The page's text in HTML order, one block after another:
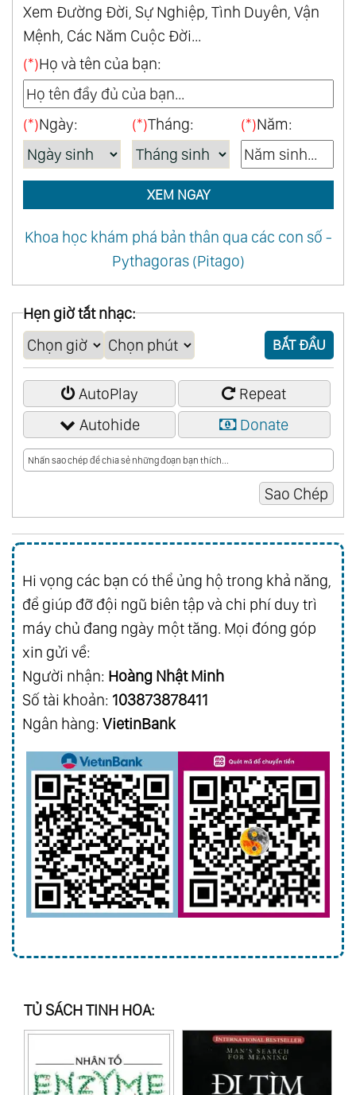
Xem Đường Đời, Sự Nghiệp, Tình Duyên, Vận
Mệnh, Các Năm Cuộc Đời...
(*)Họ và tên của bạn:
(*)Ngày: (*)Tháng: (*)Năm:
XEM NGAY
Khoa học khám phá bản thân qua các con số -
Pythagoras (Pitago)
Hẹn giờ tắt nhạc:
BẮT ĐẦU
AutoPlay
Repeat
Autohide
Donate
Hi vọng các bạn có thể ủng hộ trong khả năng,
để giúp đỡ đội ngũ biên tập và chi phí duy trì
máy chủ đang ngày một tăng. Mọi đóng góp
xin gửi về:
Người nhận: Hoàng Nhật Minh
Số tài khoản: 103873878411
Ngân hàng: VietinBank
TỦ SÁCH TINH HOA: